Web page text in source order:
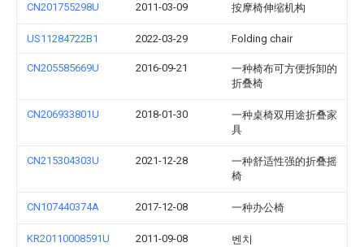
CN201755298U 2011-03-09 按摩椅伸缩机构
US11284722B1 2022-03-29 Folding chair
CN205585669U 2016-09-21
一种椅布可方便拆卸的
折叠椅
CN206933801U 2018-01-30
一种桌椅双用途折叠家
具
CN215304303U 2021-12-28
一种舒适性强的折叠摇
椅
CN107440374A 2017-12-08 一种办公椅
KR20110008591U 2011-09-08 벤치